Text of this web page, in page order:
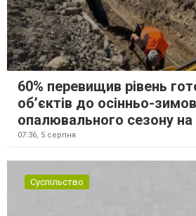
60% перевищив рівень
об’єктів до осінньо-
опалювального сезону на
07:36, 5 серпня
Суспільство